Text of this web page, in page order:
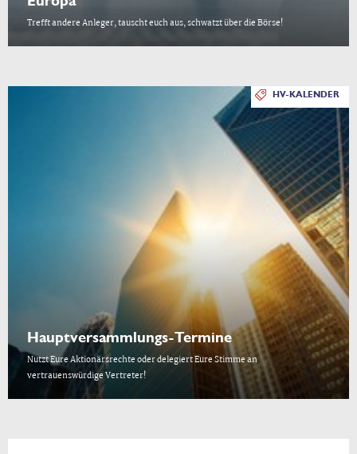
Trefft andere Anleger, tauscht euch aus, schwatzt über die Börse!
HV-KALENDER
Hauptversammlungs-Termine
Nutzt Eure Aktionärsrechte oder delegiert Eure Stimme an
vertrauenswürdige Vertreter!